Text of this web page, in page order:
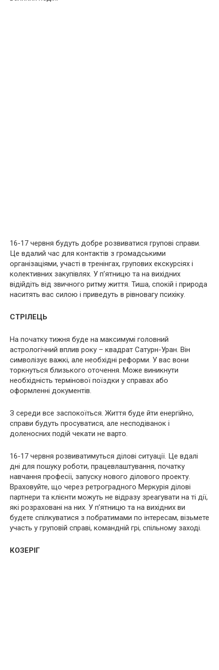
16-17 червня будуть добре розвиватися групові справи.
Це вдалий час для контактів з громадськими
організаціями, участі в тренінгах, групових екскурсіях і
колективних закупівлях. У п’ятницю та на вихідних
відійдіть від звичного ритму життя. Тиша, спокій і природа
наситять вас силою і приведуть в рівновагу психіку.
СТРІЛЕЦЬ
На початку тижня буде на максимумі головний
астрологічний вплив року – квадрат Сатурн-Уран. Він
символізує важкі, але необхідні реформи. У вас вони
торкнуться близького оточення. Може виникнути
необхідність термінової поїздки у справах або
оформленні документів.
З середи все заспокоїться. Життя буде йти енергійно,
справи будуть просуватися, але несподіванок і
доленосних подій чекати не варто.
16-17 червня розвиватимуться ділові ситуації. Це вдалі
дні для пошуку роботи, працевлаштування, початку
навчання професії, запуску нового ділового проекту.
Враховуйте, що через ретроградного Меркурія ділові
партнери та клієнти можуть не відразу зреагувати на ті дії,
які розраховані на них. У п’ятницю та на вихідних ви
будете спілкуватися з побратимами по інтересам, візьмете
участь у груповій справі, командній грі, спільному заході.
КОЗЕРІГ